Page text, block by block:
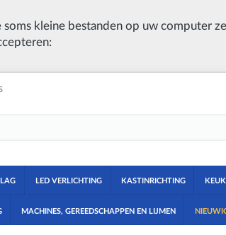
kleine bestanden op uw computer
LED VERLICHTING KASTINRICHTING
MACHINES, GEREEDSCHAPPEN EN LIJMEN